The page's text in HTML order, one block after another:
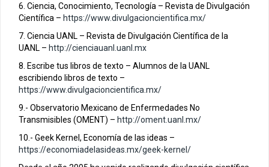
6. Ciencia, Conocimiento, Tecnología – Revista de Divulgación
Científica – https://www.divulgacioncientifica.mx/
7. Ciencia UANL – Revista de Divulgación Científica de la
UANL – http://cienciauanl.uanl.mx
8. Escribe tus libros de texto – Alumnos de la UANL
escribiendo libros de texto –
https://www.divulgacioncientifica.mx/
9.- Observatorio Mexicano de Enfermedades No
Transmisibles (OMENT) – http://oment.uanl.mx/
10.- Geek Kernel, Economía de las ideas –
https://economiadelasideas.mx/geek-kernel/